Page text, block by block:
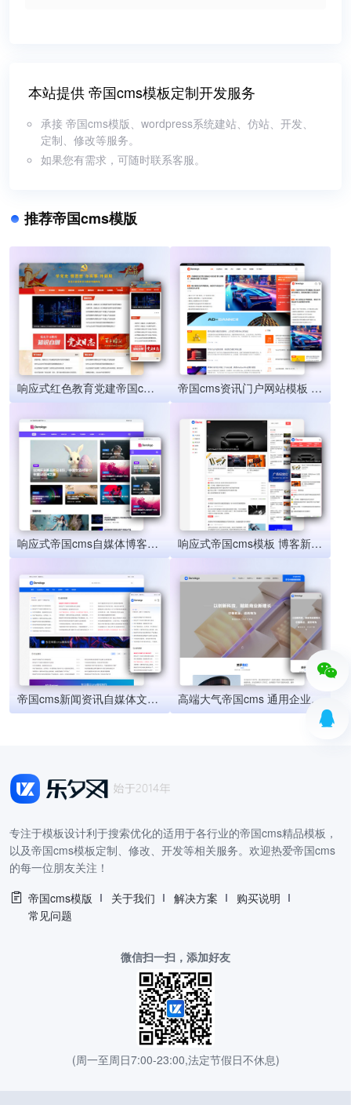
本站提供 帝国cms模板定制开发服务
承接 帝国cms模版、wordpress系统建站、仿站、开发、
定制、修改等服务。
如果您有需求，可随时联系客服。
推荐帝国cms模版
响应式红色教育党建帝国cms模板 政府党史学习题网站源码下载 帝国cms资讯门户网站模板 响应式新闻资讯帝国cms网站源码
响应式帝国cms自媒体博客模板 图文展示类帝国cms模板源码 响应式帝国cms模板 博客新闻自媒体左侧导航网站模板(自适应手机端)
帝国cms新闻资讯自媒体文章发布 清爽简洁模版源码 响应式移动端 高端大气帝国cms 通用企业模版 自适应公司产品展示
专注于模板设计利于搜索优化的适用于各行业的帝国cms精品模板，
以及帝国cms模板定制、修改、开发等相关服务。欢迎热爱帝国cms
的每一位朋友关注！
帝国cms模版
关于我们 解决方案
购买说明
常见问题
微信扫一扫，添加好友
(周一至周日7:00-23:00,法定节假日不休息)